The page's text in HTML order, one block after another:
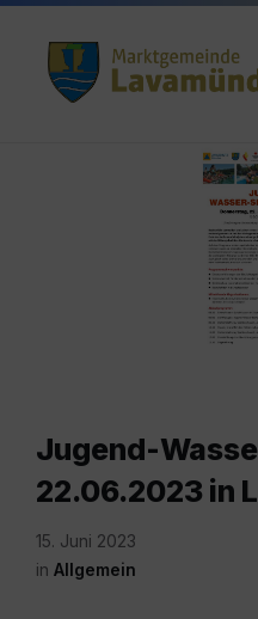
Skip
content
Skip
navigation
Skip
footer
Jugend-
22.06.2023 in
15. Juni 2023
in Allgemein